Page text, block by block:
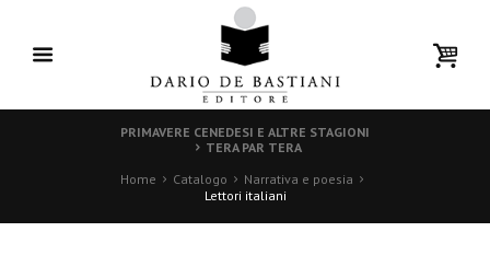
PRIMAVERE CENEDESI E ALTRE STAGIONI
TERA PAR TERA
Home
Catalogo
Narrativa e poesia
Lettori italiani